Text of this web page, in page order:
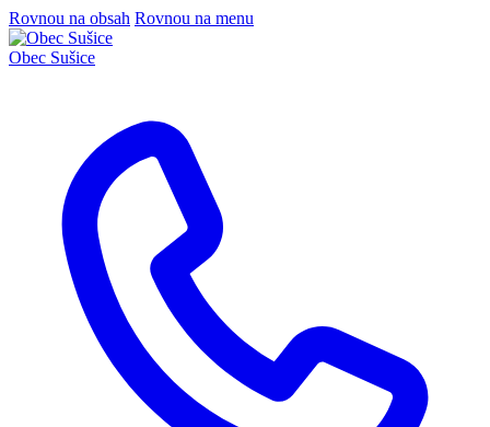
Rovnou na obsah Rovnou na menu
Obec Sušice